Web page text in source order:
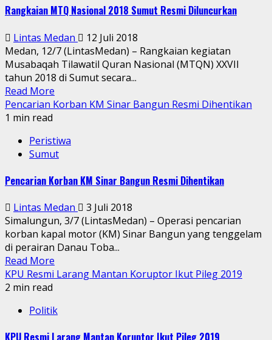
Rangkaian MTQ Nasional 2018 Sumut Resmi Diluncurkan
Lintas Medan
12 Juli 2018
Medan, 12/7 (LintasMedan) – Rangkaian kegiatan
Musabaqah Tilawatil Quran Nasional (MTQN) XXVII
tahun 2018 di Sumut secara...
Read More
Pencarian Korban KM Sinar Bangun Resmi Dihentikan
1 min read
Peristiwa
Sumut
Pencarian Korban KM Sinar Bangun Resmi Dihentikan
Lintas Medan
3 Juli 2018
Simalungun, 3/7 (LintasMedan) – Operasi pencarian
korban kapal motor (KM) Sinar Bangun yang tenggelam
di perairan Danau Toba...
Read More
KPU Resmi Larang Mantan Koruptor Ikut Pileg 2019
2 min read
Politik